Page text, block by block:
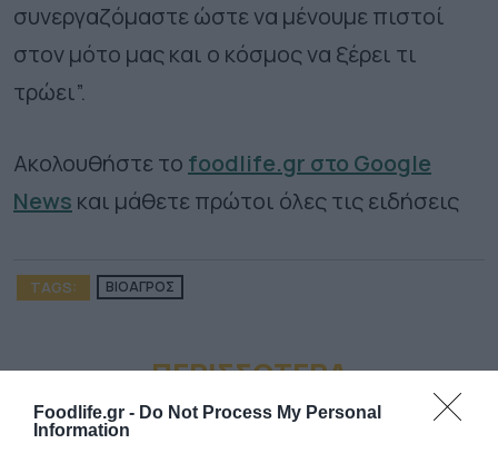
Foodlife.gr - Do Not Process My Personal
Information
συνεργαζόμαστε ώστε να μένουμε πιστοί
στον μότο μας και ο κόσμος να ξέρει τι
τρώει”.
Ακολουθήστε το foodlife.gr στο Google
News και μάθετε πρώτοι όλες τις ειδήσεις
TAGS: ΒΙΟΑΓΡΟΣ
ΠΕΡΙΣΣΟΤΕΡA